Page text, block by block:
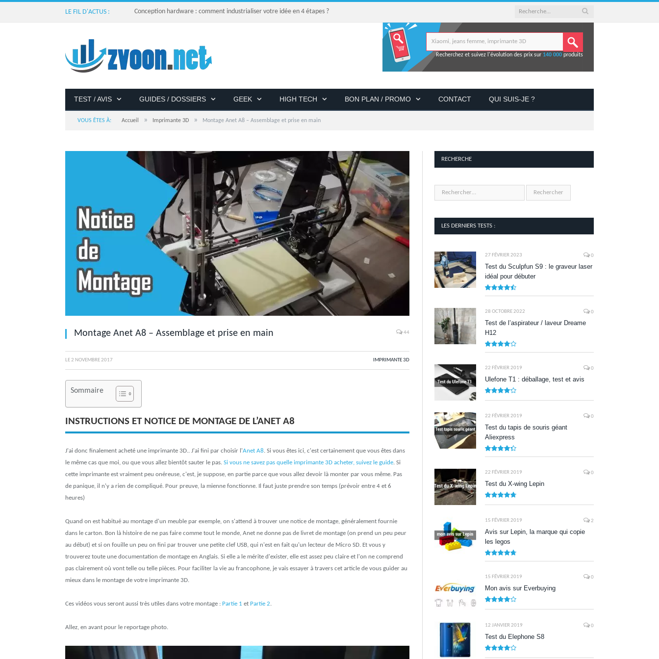
LE FIL D'ACTUS : Conception hardware : comment industrialiser votre idée en 4 étapes ?
Recherchez et suivez l'évolution des prix sur 140 000 produits
TEST / AVIS GUIDES / DOSSIERS GEEK HIGH TECH BON PLAN / PROMO CONTACT QUI SUIS-JE ?
VOUS ÊTES À: Accueil » Imprimante 3D » Montage Anet A8 – Assemblage et prise en main
Montage Anet A8 – Assemblage et prise en main 44
LE2 NOVEMBRE 2017 IMPRIMANTE 3D
Sommaire
INSTRUCTIONS ET NOTICE DE MONTAGE DE L’ANET A8
J'ai donc finalement acheté une imprimante 3D.. J'ai fini par choisir l'Anet A8. Si vous êtes ici, c'est certainement que vous êtes dans
le même cas que moi, ou que vous allez bientôt sauter le pas. Si vous ne savez pas quelle imprimante 3D acheter, suivez le guide. Si
cette imprimante est vraiment peu onéreuse, c'est, je suppose, en partie parce que vous allez devoir là monter par vous même. Pas
de panique, il n'y a rien de compliqué. Pour preuve, la mienne fonctionne. Il faut juste prendre son temps (prévoir entre 4 et 6
heures)
Quand on est habitué au montage d'un meuble par exemple, on s'attend à trouver une notice de montage, généralement fournie
dans le carton. Bon là histoire de ne pas faire comme tout le monde, Anet ne donne pas de livret de montage (on prend un peu peur
au début) et si on fouille un peu on fini par trouver une petite clef USB, qui n'est en fait qu'un lecteur de Micro SD. Et vous y
trouverez toute une documentation de montage en Anglais. Si elle a le mérite d'exister, elle est assez peu claire et l'on ne comprend
pas clairement où vont telle ou telle pièces. Pour faciliter la vie au francophone, je vais essayer à travers cet article de vous guider au
mieux dans le montage de votre imprimante 3D.
Ces vidéos vous seront aussi très utiles dans votre montage : Partie 1 et Partie 2.
Allez, en avant pour le reportage photo.
RECHERCHE
LES DERNIERS TESTS :
27 FÉVRIER 2023 0
Test du Sculpfun S9 : le graveur laser
idéal pour débuter
28 OCTOBRE 2022 0
Test de l’aspirateur / laveur Dreame
H12
22 FÉVRIER 2019 0
Ulefone T1 : déballage, test et avis
22 FÉVRIER 2019 0
Test du tapis de souris géant
Aliexpress
22 FÉVRIER 2019 0
Test du X-wing Lepin
15 FÉVRIER 2019 2
Avis sur Lepin, la marque qui copie
les legos
15 FÉVRIER 2019 0
Mon avis sur Everbuying
12 JANVIER 2019 0
Test du Elephone S8